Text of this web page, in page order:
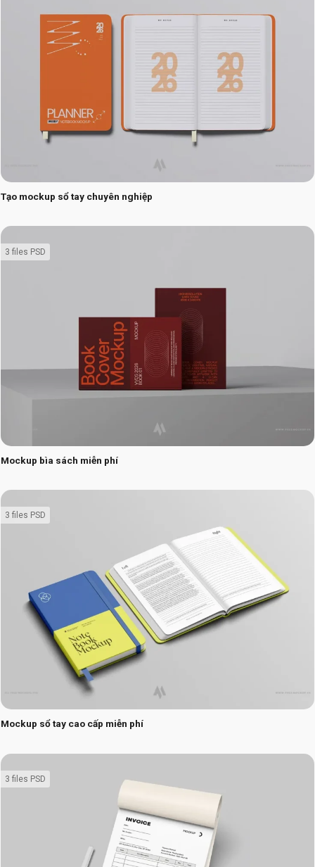
Tạo mockup sổ tay chuyên nghiệp
Mockup bìa sách miễn phí
3 files PSD
Mockup sổ tay cao cấp miễn phí
3 files PSD
3 files PSD